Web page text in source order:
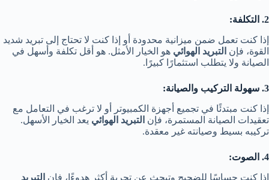
2. التكلفة:
إذا كنت تعمل ضمن ميزانية محدودة أو إذا كنت لا تحتاج إلى تبريد شديد
القوة، فإن التبريد الهوائي هو الخيار الأمثل. هو أقل تكلفة وأسهل في
الصيانة ولا يتطلب استثمارًا كبيرًا.
3. سهولة التركيب والصيانة:
إذا كنت مبتدئًا في تجميع أجهزة الكمبيوتر أو لا ترغب في التعامل مع
تعقيدات الصيانة المستمرة، فإن التبريد الهوائي يعد الخيار الأسهل.
تركيبه بسيط وصيانته غير معقدة.
4. الصوت:
إذا كنت حساسًا للضجيج وتبحث عن تجربة أكثر هدوءًا، فإن التبريد